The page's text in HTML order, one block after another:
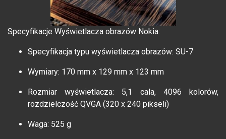
Specyfikacje Wyświetlacza obrazów Nokia:
Specyfikacja typu wyświetlacza obrazów: SU-7
Wymiary: 170 mm x 129 mm x 123 mm
Rozmiar wyświetlacza: 5,1 cala, 4096 kolorów,
rozdzielczość QVGA (320 x 240 pikseli)
Waga: 525 g